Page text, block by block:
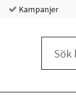
Kampanjer